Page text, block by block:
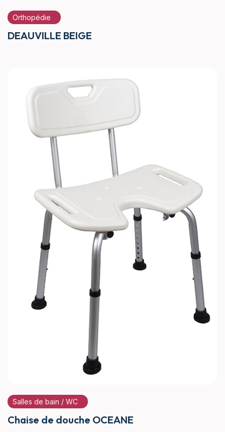
Orthopédie
DEAUVILLE BEIGE
Salles de bain / WC
Chaise de douche OCEANE